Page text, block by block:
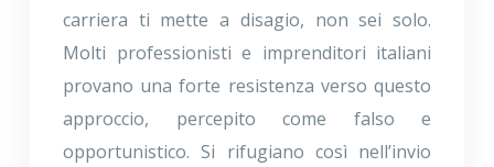
carriera ti mette a disagio, non sei solo.
Molti professionisti e imprenditori italiani
provano una forte resistenza verso questo
approccio, percepito come falso e
opportunistico. Si rifugiano così nell’invio